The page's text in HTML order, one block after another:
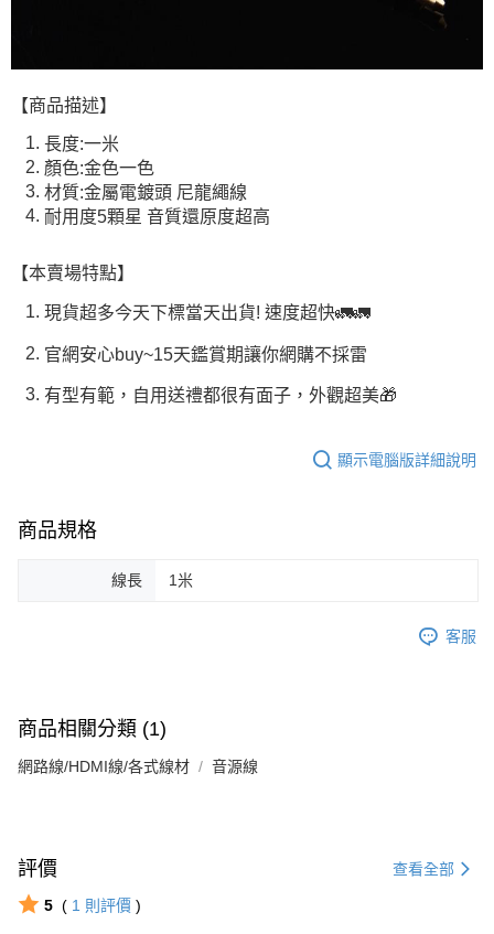
【商品描述】
長度:一米
顏色:金色一色
材質:金屬電鍍頭 尼龍繩線
耐用度5顆星 音質還原度超高
【本賣場特點】
現貨超多今天下標當天出貨! 速度超快🚛🚛
官網安心buy~15天鑑賞期讓你網購不採雷
有型有範，自用送禮都很有面子，外觀超美🎁
顯示電腦版詳細說明
商品規格
線長 1米
客服
商品相關分類 (1)
網路線/HDMI線/各式線材 音源線
評價 查看全部
5 ( 1 則評價 )